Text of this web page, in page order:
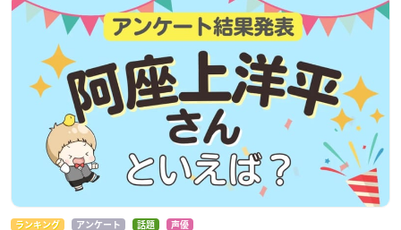
ランキング アンケート 話題 声優